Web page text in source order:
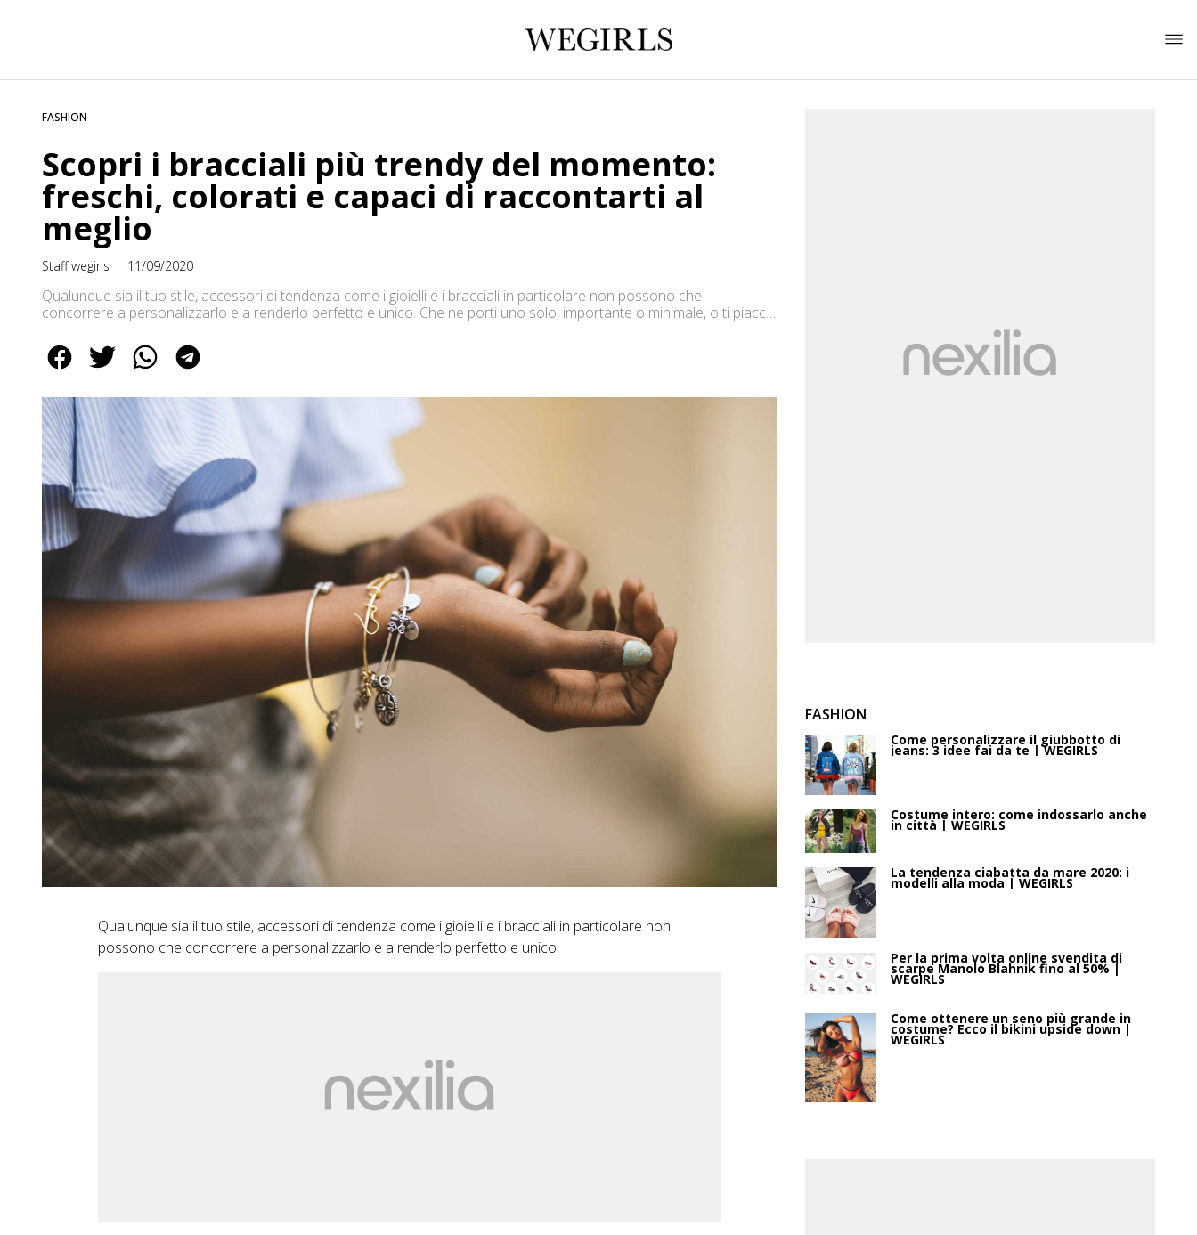
FASHION
Scopri i bracciali più trendy del momento:
freschi, colorati e capaci di raccontarti al
meglio
Staff wegirls 11/09/2020
Qualunque sia il tuo stile, accessori di tendenza come i gioielli e i bracciali in particolare non possono che
concorrere a personalizzarlo e a renderlo perfetto e unico. Che ne porti uno solo, importante o minimale, o ti piaccia
Qualunque sia il tuo stile, accessori di tendenza come i gioielli e i bracciali in particolare non
possono che concorrere a personalizzarlo e a renderlo perfetto e unico.
FASHION
Come personalizzare il giubbotto di
jeans: 3 idee fai da te | WEGIRLS
Costume intero: come indossarlo anche
in città | WEGIRLS
La tendenza ciabatta da mare 2020: i
modelli alla moda | WEGIRLS
Per la prima volta online svendita di
scarpe Manolo Blahnik fino al 50% |
WEGIRLS
Come ottenere un seno più grande in
costume? Ecco il bikini upside down |
WEGIRLS